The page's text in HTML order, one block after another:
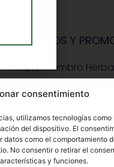
consentimiento
utilizamos tecnologías como
del dispositivo. El
datos como el comportamiento
No consentir o retirar el
y funciones.
SERVICIOS Y
Hazte Miembro
Consulta Nutrición